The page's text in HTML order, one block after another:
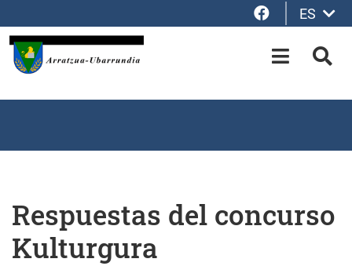
Facebook
ES
OPEN-
Respuestas del concurso
Kulturgura